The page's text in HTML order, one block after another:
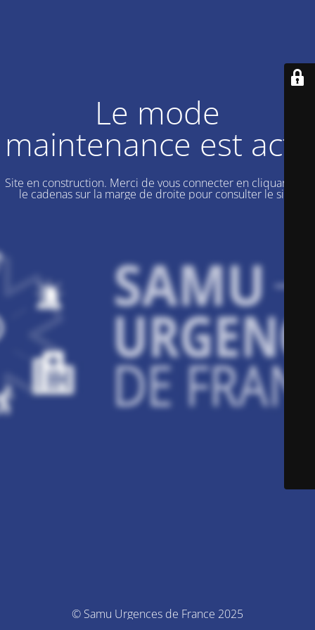
Le mode
maintenance est actif
Site en construction. Merci de vous connecter en cliquant sur
le cadenas sur la marge de droite pour consulter le site.
© Samu Urgences de France 2025